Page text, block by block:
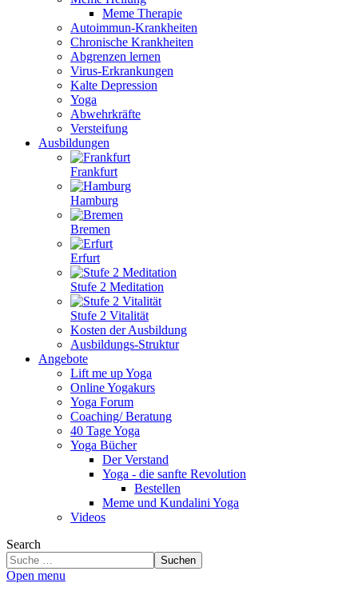
Meme Therapie
Autoimmun-Krankheiten
Chronische Krankheiten
Abgrenzen lernen
Virus-Erkrankungen
Kalte Depression
Yoga
Abwehrkräfte
Versteifung
Ausbildungen
Frankfurt
Hamburg
Bremen
Erfurt
Stufe 2 Meditation
Stufe 2 Vitalität
Kosten der Ausbildung
Ausbildungs-Struktur
Angebote
Lift me up Yoga
Online Yogakurs
Yoga Forum
Coaching/ Beratung
40 Tage Yoga
Yoga Bücher
Der Verstand
Yoga - die sanfte Revolution
Bestellen
Meme und Kundalini Yoga
Videos
Search
Suchen
Open menu